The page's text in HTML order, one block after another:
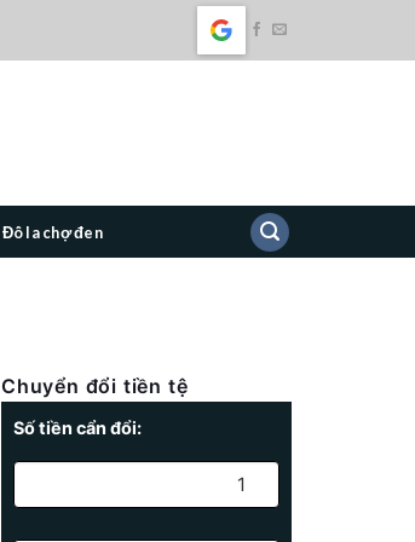
Đô la chợ đen
Chuyển đổi tiền tệ
Số tiền cẩn đổi: